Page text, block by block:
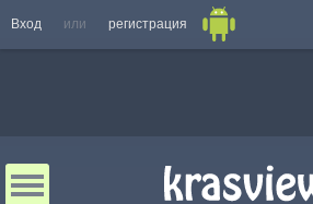
Вход или регистрация